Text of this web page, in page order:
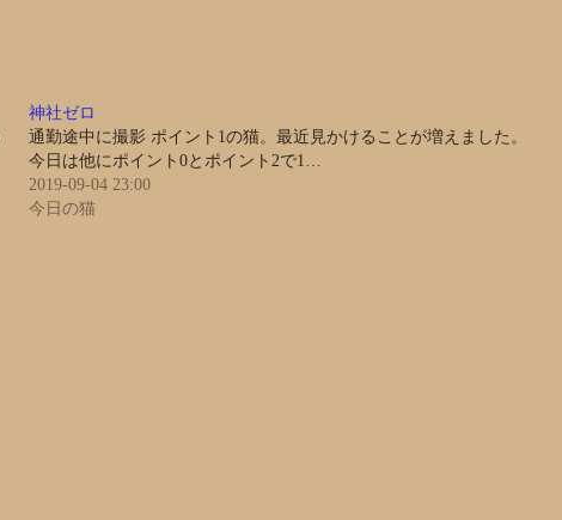
神社ゼロ
通勤途中に撮影 ポイント1の猫。最近見かけることが増えました。
今日は他にポイント0とポイント2で1…
2019-09-04 23:00
今日の猫